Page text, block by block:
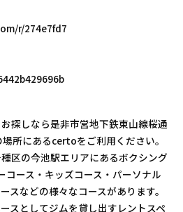
r/274e7fd7
探しなら是非市営地下鉄東山線桜通
所にあるcertoをご利用ください。
区の今池駅エリアにあるボクシング
ース・キッズコース・パーソナル
スなどの様々なコースがあります。
スとしてジムを貸し出すレントスペ